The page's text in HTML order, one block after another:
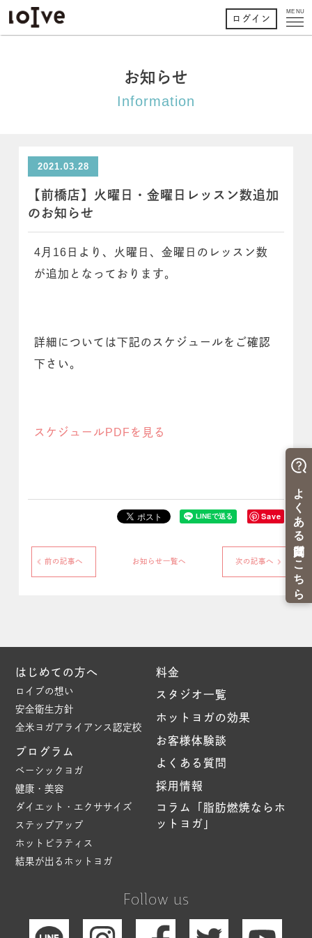
MENU
ログイン
お知らせ
Information
2021.03.28
【前橋店】火曜日・金曜日レッスン数追加
のお知らせ
4月16日より、火曜日、金曜日のレッスン数
が追加となっております。
詳細については下記のスケジュールをご確認
下さい。
スケジュールPDFを見る
Save
前の記事へ お知らせ一覧へ 次の記事へ
Follow us
はじめての方へ
ロイブの想い
安全衛生方針
全米ヨガアライアンス認定校
プログラム
ベーシックヨガ
健康・美容
ダイエット・エクササイズ
ステップアップ
ホットピラティス
結果が出るホットヨガ
料金
スタジオ一覧
ホットヨガの効果
お客様体験談
よくある質問
採用情報
コラム「脂肪燃焼ならホ
ットヨガ」